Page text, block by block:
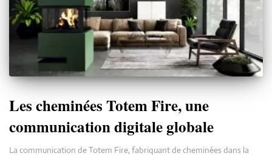
Les cheminées Totem Fire, une
communication digitale globale
La communication de Totem Fire, fabriquant de cheminées dans la